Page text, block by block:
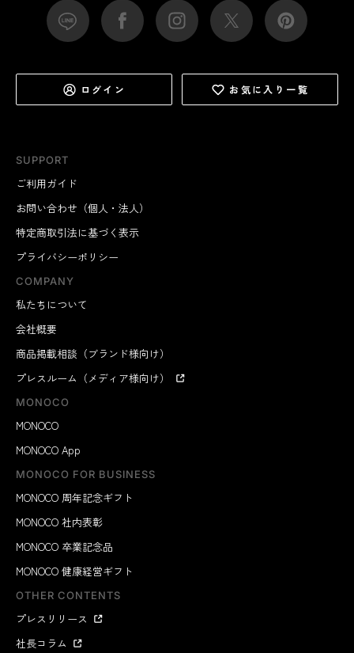
SUPPORT
ご利用ガイド
お問い合わせ（個人・法人）
特定商取引法に基づく表示
プライバシーポリシー
COMPANY
私たちについて
会社概要
商品掲載相談（ブランド様向け）
プレスルーム（メディア様向け）
MONOCO
MONOCO
MONOCO App
MONOCO FOR BUSINESS
MONOCO 周年記念ギフト
MONOCO 社内表彰
MONOCO 卒業記念品
MONOCO 健康経営ギフト
OTHER CONTENTS
プレスリリース
社長コラム
ログイン お気に入り一覧